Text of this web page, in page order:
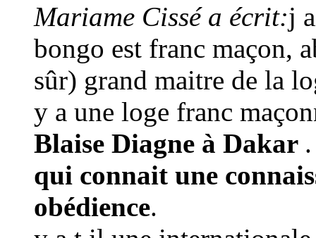
Mariame Cissé a écrit:j
bongo est franc maçon,
sûr) grand maitre de la
y a une loge franc
Blaise Diagne à Dakar
qui connait une
obédience.